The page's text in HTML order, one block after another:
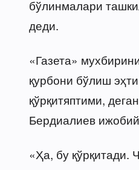
бўлинмалари
деди.
«Газета»
қурбони бўлиш
қўрқитяптими,
Бердиалиев
«Ҳа, бу қўрқитади.